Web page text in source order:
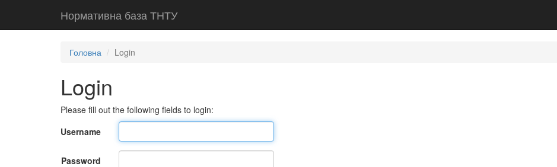
Нормативна база ТНТУ
Головна Login
Login
Please fill out the following fields to login:
Username
Password